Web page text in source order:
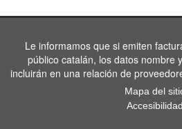
Le informamos que si emiten
público catalán, los datos nombre
incluirán en una relación de
Mapa del
Accesibilidad